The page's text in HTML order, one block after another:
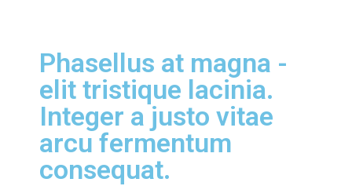
Phasellus at magna -
elit tristique lacinia.
Integer a justo vitae
arcu fermentum
consequat.